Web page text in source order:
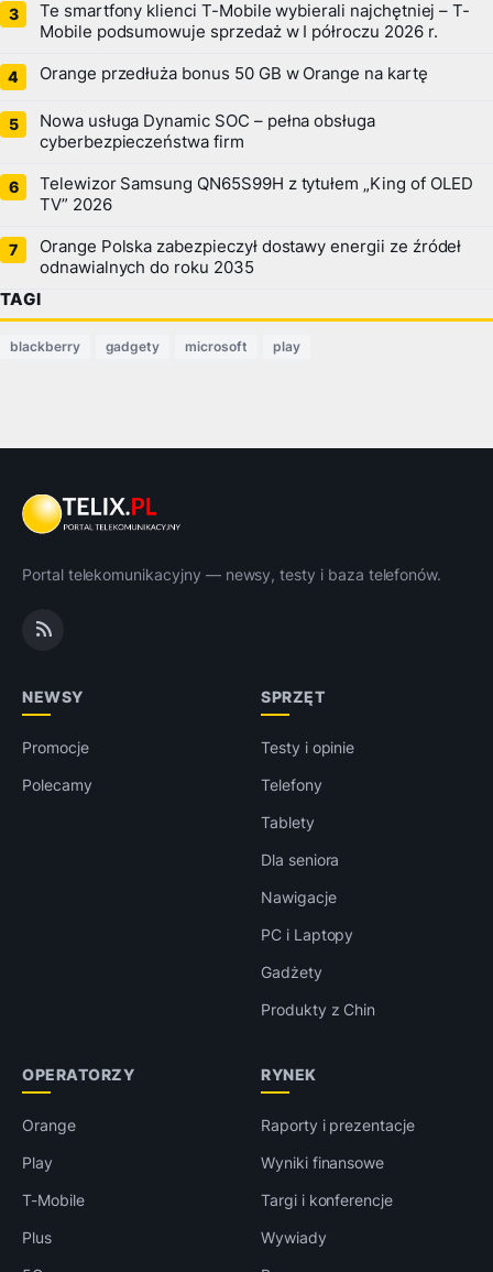
Te smartfony klienci T-Mobile wybierali najchętniej – T-
Mobile podsumowuje sprzedaż w I półroczu 2026 r.
Orange przedłuża bonus 50 GB w Orange na kartę
Nowa usługa Dynamic SOC – pełna obsługa
cyberbezpieczeństwa firm
Telewizor Samsung QN65S99H z tytułem „King of OLED
TV” 2026
Orange Polska zabezpieczył dostawy energii ze źródeł
odnawialnych do roku 2035
TAGI
blackberry gadgety microsoft play
Portal telekomunikacyjny — newsy, testy i baza telefonów.
NEWSY
Promocje
Polecamy
SPRZĘT
Testy i opinie
Telefony
Tablety
Dla seniora
Nawigacje
PC i Laptopy
Gadżety
Produkty z Chin
OPERATORZY
Orange
Play
T-Mobile
Plus
RYNEK
Raporty i prezentacje
Wyniki finansowe
Targi i konferencje
Wywiady